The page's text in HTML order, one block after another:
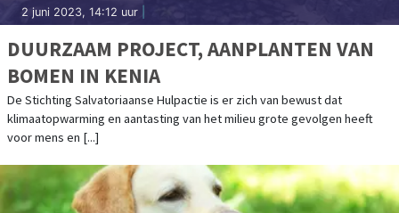
2 juni 2023, 14:12 uur
DUURZAAM PROJECT, AANPLANTEN VAN
BOMEN IN KENIA
De Stichting Salvatoriaanse Hulpactie is er zich van bewust dat
klimaatopwarming en aantasting van het milieu grote gevolgen heeft
voor mens en [...]